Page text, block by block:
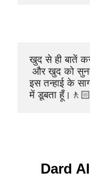
खुद से ही बातें
और खुद को
इस तन्हाई के
में डूबता हूँ।🚶🏻
Dard